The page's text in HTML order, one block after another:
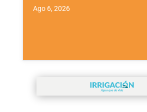
Ago 6, 2026